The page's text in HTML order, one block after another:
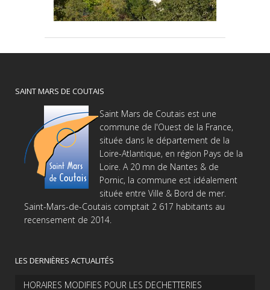
SAINT MARS DE COUTAIS
Saint Mars de Coutais est une
commune de l'Ouest de la France,
située dans le département de la
Loire-Atlantique, en région Pays de la
Loire. A 20 mn de Nantes & de
Pornic, la commune est idéalement
située entre Ville & Bord de mer.
Saint-Mars-de-Coutais comptait 2 617 habitants au
recensement de 2014.
LES DERNIÈRES ACTUALITÉS
HORAIRES MODIFIES POUR LES DECHETTERIES